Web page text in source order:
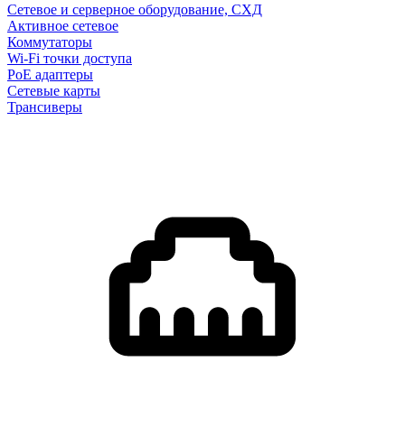
Сетевое и серверное оборудование, СХД
Активное сетевое
Коммутаторы
Wi-Fi точки доступа
PoE адаптеры
Сетевые карты
Трансиверы